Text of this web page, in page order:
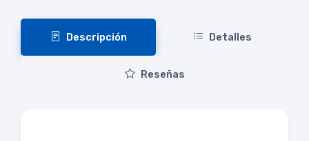
Descripción Detalles
Reseñas